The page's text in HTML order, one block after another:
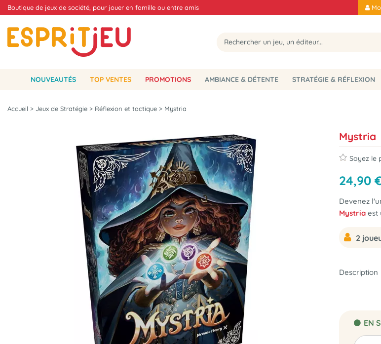
Boutique de jeux de société, pour jouer en famille ou entre amis
NOUVEAUTÉS TOP VENTES PROMOTIONS AMBIANCE & DÉTENTE STRATÉGIE & RÉFLEXION
Accueil > Jeux de Stratégie > Réflexion et tactique > Mystria
Mystria
Soyez le
24,90
Devenez
Mystria est
2
Description
EN